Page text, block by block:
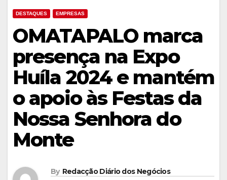
DESTAQUES EMPRESAS
OMATAPALO marca
presença na Expo
Huíla 2024 e mantém
o apoio às Festas da
Nossa Senhora do
Monte
By Redacção Diário dos Negócios